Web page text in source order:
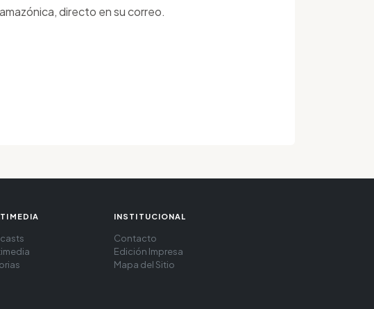
directo en su correo.
INSTITUCIONAL
Contacto
Edición Impresa
Mapa del Sitio